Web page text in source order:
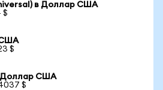
в Доллар США
$
США
$
Доллар США
$